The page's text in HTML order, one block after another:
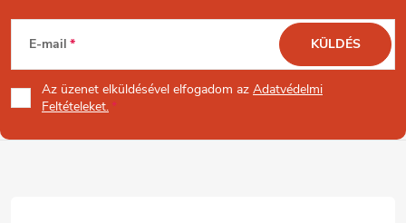
L
á
b
E-mail
Az üzenet elküldésével elfogadom az Adatvédelmi
Feltételeket.
KÜLDÉS